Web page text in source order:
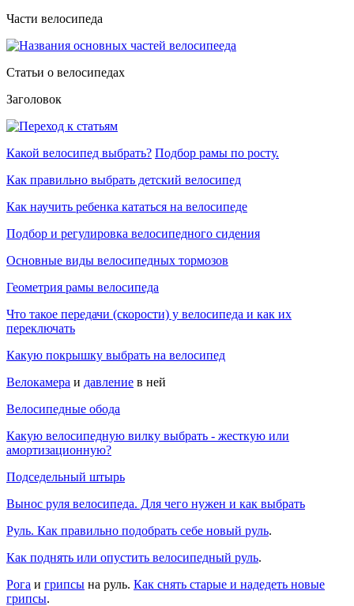
Части велосипеда
Статьи о велосипедах
Заголовок
Какой велосипед выбрать? Подбор рамы по росту.
Как правильно выбрать детский велосипед
Как научить ребенка кататься на велосипеде
Подбор и регулировка велосипедного сидения
Основные виды велосипедных тормозов
Геометрия рамы велосипеда
Что такое передачи (скорости) у велосипеда и как их
переключать
Какую покрышку выбрать на велосипед
Велокамера и давление в ней
Велосипедные обода
Какую велосипедную вилку выбрать - жесткую или
амортизационную?
Подседельный штырь
Вынос руля велосипеда. Для чего нужен и как выбрать
Руль. Как правильно подобрать себе новый руль.
Как поднять или опустить велосипедный руль.
Рога и грипсы на руль. Как снять старые и надедеть новые
грипсы.